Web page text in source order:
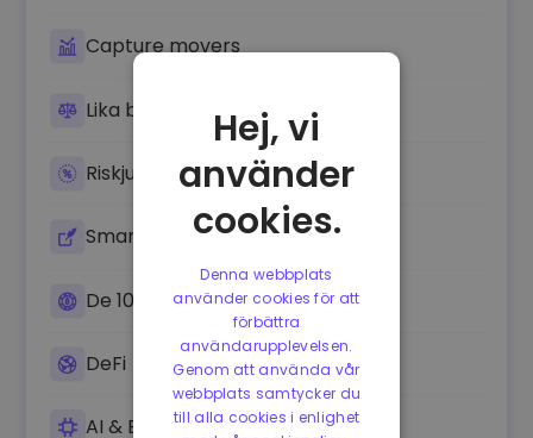
Capture movers
Lika balanserad krypto
Riskjusterad
Smarta kontrakt
De 10 största kryptovalutorna
DeFi
AI & Big Data strategi
Hej, vi
använder
cookies.
Denna webbplats
använder cookies för att
förbättra
användarupplevelsen.
Genom att använda vår
webbplats samtycker du
till alla cookies i enlighet